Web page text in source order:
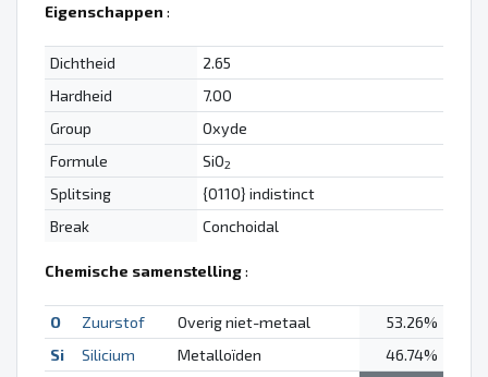
Eigenschappen :
Dichtheid
2.65
Hardheid
7.00
Group
Oxyde
Formule
SiO2
Splitsing
{0110} indistinct
Break
Conchoidal
Chemische samenstelling:
O Zuurstof Overig niet-metaal
53.26%
Si
Silicium Metalloïden
46.74%